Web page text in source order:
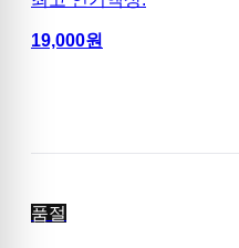
19,000원
품절